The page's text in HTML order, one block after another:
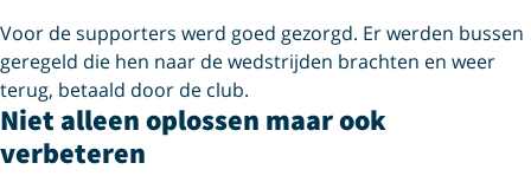
Voor de supporters werd goed gezorgd. Er werden bussen
geregeld die hen naar de wedstrijden brachten en weer
terug, betaald door de club.
Niet alleen oplossen maar ook
verbeteren